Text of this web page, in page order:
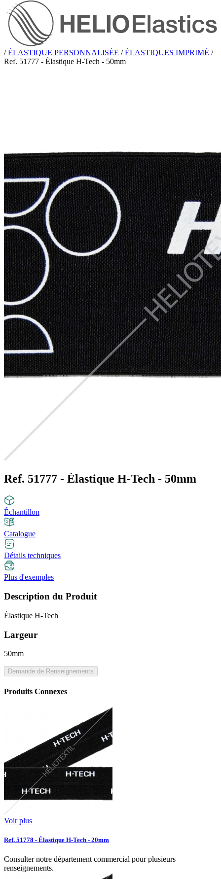
/ ÉLASTIQUE PERSONNALISÉE / ÉLASTIQUES IMPRIMÉ /
Ref. 51777 - Élastique H-Tech - 50mm
Ref. 51777 - Élastique H-Tech - 50mm
Échantillon
Catalogue
Détails techniques
Plus d'exemples
Description du Produit
Élastique H-Tech
Largeur
50mm
Demande de Renseignements
Produits Connexes
Voir plus
Ref. 51778 - Élastique H-Tech - 20mm
Consulter notre département commercial pour plusieurs
renseignements.